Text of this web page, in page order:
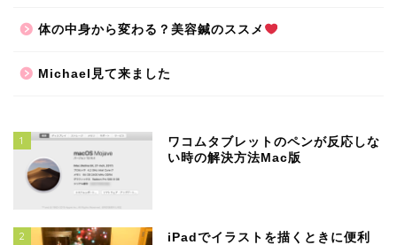
体の中身から変わる？美容鍼のススメ
Michael見て来ました
1
ワコムタブレットのペンが反応しな
い時の解決方法Mac版
2
iPadでイラストを描くときに便利